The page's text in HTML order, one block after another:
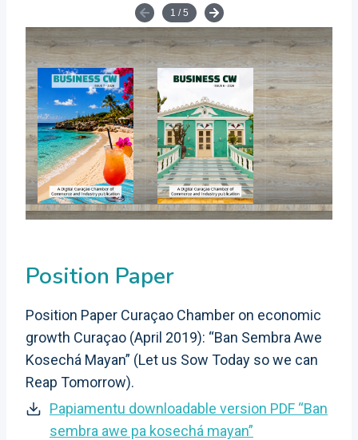
Position Paper
Position Paper Curaçao Chamber on economic
growth Curaçao (April 2019): “Ban Sembra Awe
Kosechá Mayan” (Let us Sow Today so we can
Reap Tomorrow).
Papiamentu downloadable version PDF “Ban
sembra awe pa kosechá mayan”